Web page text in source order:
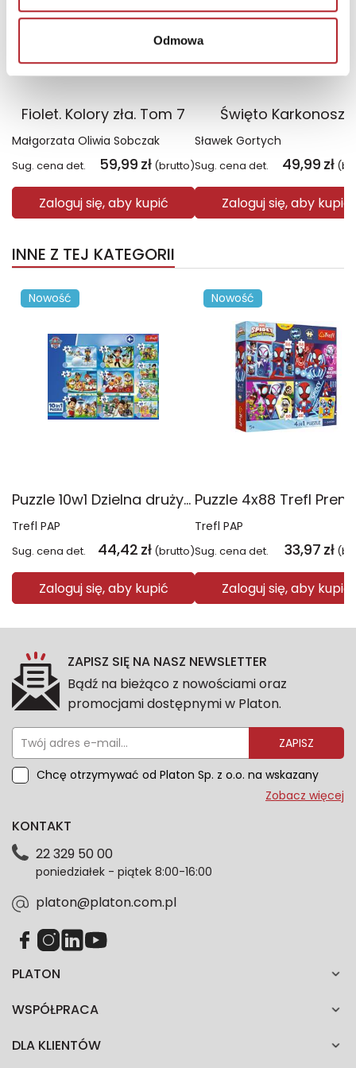
Odmowa
Fiolet. Kolory zła. Tom 7
Małgorzata Oliwia Sobczak
Sug. cena det. 59,99 zł (brutto)
Zaloguj się, aby kupić
Święto Karkonoszy
Sławek Gortych
Sug. cena det. 49,99 zł
Zaloguj się, aby kupić
INNE Z TEJ KATEGORII
Nowość
Puzzle 10w1 Dzielna drużyna Psiego Patrolu 96012
Trefl PAP
Sug. cena det. 44,42 zł (brutto)
Zaloguj się, aby kupić
Nowość
Trefl PAP
Sug. cena det. 33,97 zł
Zaloguj się, aby kupić
ZAPISZ SIĘ NA NASZ NEWSLETTER
Bądź na bieżąco z nowościami oraz
promocjami dostępnymi w Platon.
ZAPISZ
Chcę otrzymywać od Platon Sp. z o.o. na wskazany
przeze mnie adres e-mail informacje marketingowe
dotyczące danych osobowych znajdziesz w naszej
każdym czasie. Wycofanie zgody nie wpłynie na
zgodność z prawem przetwarzania dokonanego przed
Zobacz więcej
PLATON
WSPÓŁPRACA
DLA KLIENTÓW
KONTAKT
22 329 50 00
poniedziałek - piątek 8:00-16:00
platon@platon.com.pl